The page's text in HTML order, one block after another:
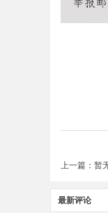
上一篇：暂
最新评论